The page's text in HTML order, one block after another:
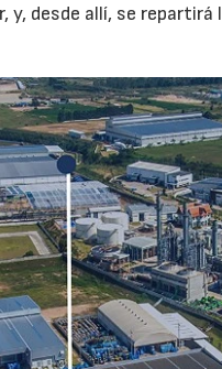
y, desde allí, se